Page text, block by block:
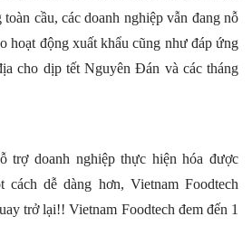
cầu, các doanh nghiệp vẫn đang nỗ
hoạt động xuất khẩu cũng như đáp ứng
cho dịp tết Nguyên Đán và các tháng
trợ doanh nghiệp thực hiện hóa được
dễ dàng hơn, Vietnam Foodtech
trở lại!! Vietnam Foodtech đem đến 1